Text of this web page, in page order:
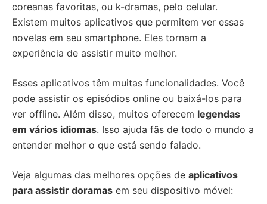
coreanas favoritas, ou k-dramas, pelo celular.
Existem muitos aplicativos que permitem ver essas
novelas em seu smartphone. Eles tornam a
experiência de assistir muito melhor.
Esses aplicativos têm muitas funcionalidades. Você
pode assistir os episódios online ou baixá-los para
ver offline. Além disso, muitos oferecem legendas
em vários idiomas. Isso ajuda fãs de todo o mundo a
entender melhor o que está sendo falado.
Veja algumas das melhores opções de aplicativos
para assistir doramas em seu dispositivo móvel: